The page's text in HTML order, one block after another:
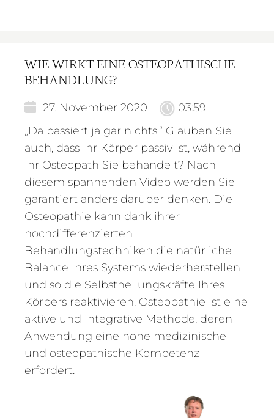
WIE WIRKT EINE OSTEOPATHISCHE
BEHANDLUNG?
27. November 2020
03:59
„Da passiert ja gar nichts.“ Glauben Sie
auch, dass Ihr Körper passiv ist, während
Ihr Osteopath Sie behandelt? Nach
diesem spannenden Video werden Sie
garantiert anders darüber denken. Die
Osteopathie kann dank ihrer
hochdifferenzierten
Behandlungstechniken die natürliche
Balance Ihres Systems wiederherstellen
und so die Selbstheilungskräfte Ihres
Körpers reaktivieren. Osteopathie ist eine
aktive und integrative Methode, deren
Anwendung eine hohe medizinische
und osteopathische Kompetenz
erfordert.